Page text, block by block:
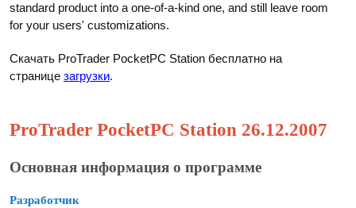
standard product into a one-of-a-kind one, and still leave room
for your users' customizations.
Скачать ProTrader PocketPC Station бесплатно на
странице загрузки.
ProTrader PocketPC Station 26.12.2007
Основная информация о программе
Разработчик